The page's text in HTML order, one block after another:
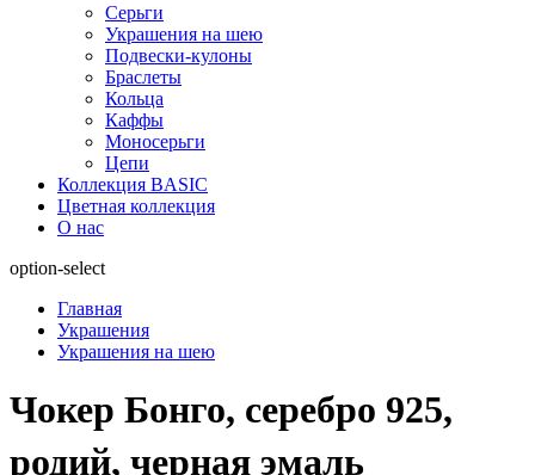
Серьги
Украшения на шею
Подвески-кулоны
Браслеты
Кольца
Каффы
Моносерьги
Цепи
Коллекция BASIC
Цветная коллекция
О нас
option-select
Главная
Украшения
Украшения на шею
Чокер Бонго, серебро 925,
родий, черная эмаль